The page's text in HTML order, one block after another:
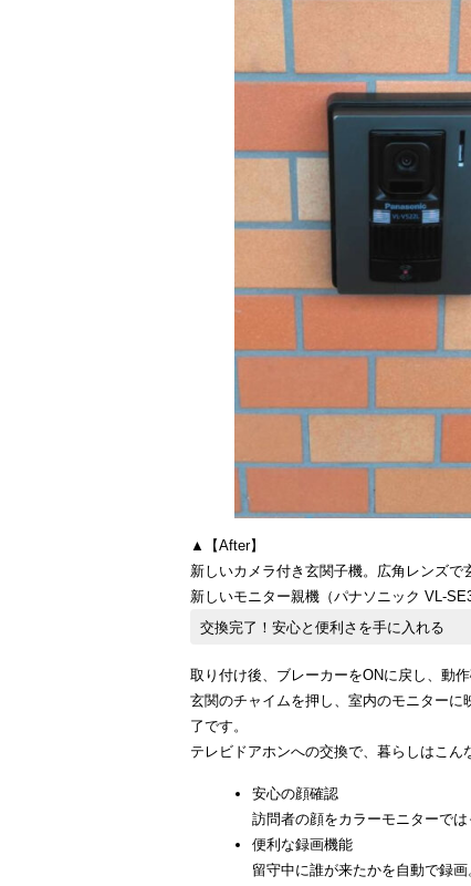
▲【After】
新しいカメラ付き玄関子機。広角レンズで
新しいモニター親機（パナソニック VL-
交換完了！安心と便利さを手に入れる
取り付け後、ブレーカーをONに戻し、動作
玄関のチャイムを押し、室内のモニター
了です。
テレビドアホンへの交換で、暮らしはこん
安心の顔確認
訪問者の顔をカラーモニターで
便利な録画機能
留守中に誰が来たかを自動で録